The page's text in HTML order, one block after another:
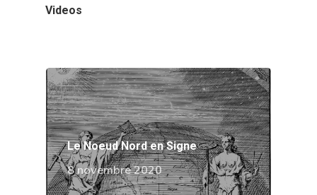
Videos
Le Noeud Nord en Signe
8 novembre 2020